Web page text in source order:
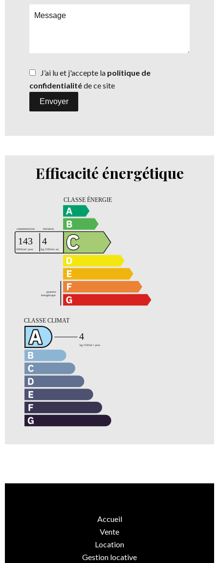
J’ai lu et j'accepte la politique de
confidentialitéde ce site
Envoyer
Efficacité énergétique
Accueil
Vente
Location
Gestion locative